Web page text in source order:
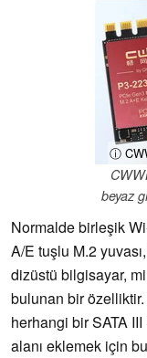
ⓘ
beyaz
Normalde birleşik
A/E tuşlu M.2
dizüstü bilgisayar,
bulunan bir
herhangi bir SATA
alanı eklemek için